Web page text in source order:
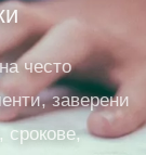
често
заверени
срокове,